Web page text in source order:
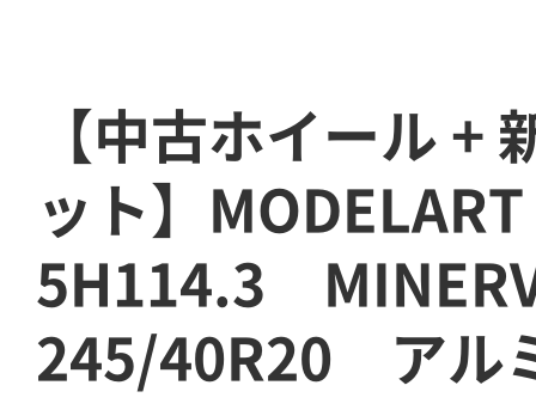
【中古ホイール +
ット】
5H114.3
245/40R20 アル